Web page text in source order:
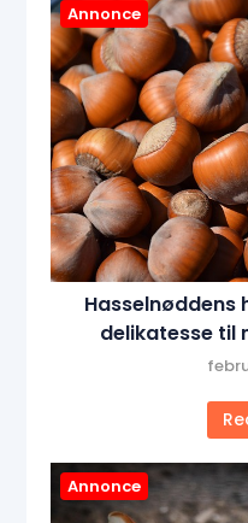
Annonce
Hasselnøddens
delikatesse til
Annonce